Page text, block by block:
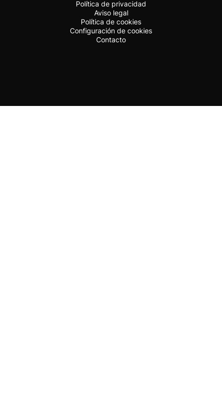
Política de privacidad
Aviso legal
Política de cookies
Configuración de cookies
Contacto